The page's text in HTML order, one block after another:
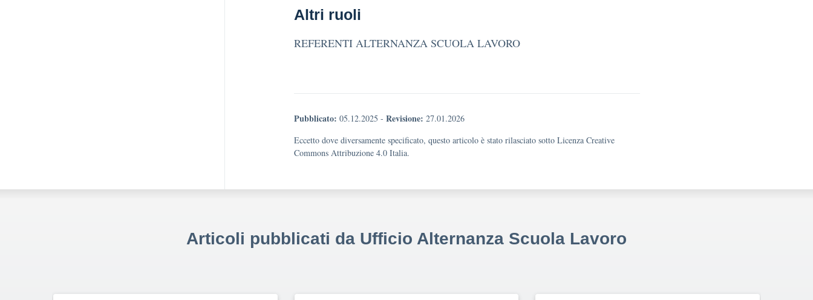
Altri ruoli
REFERENTI ALTERNANZA SCUOLA LAVORO
Pubblicato: 05.12.2025 - Revisione: 27.01.2026
Eccetto dove diversamente specificato, questo articolo è stato rilasciato sotto Licenza Creative
Commons Attribuzione 4.0 Italia.
Articoli pubblicati da Ufficio Alternanza Scuola Lavoro